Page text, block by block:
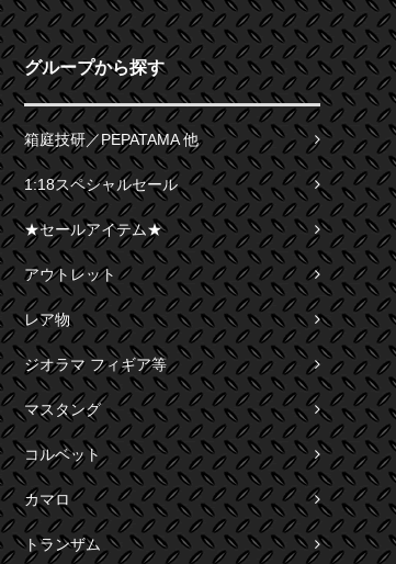
グループから探す
箱庭技研／PEPATAMA 他
1:18スペシャルセール
★セールアイテム★
アウトレット
レア物
ジオラマ フィギア等
マスタング
コルベット
カマロ
トランザム